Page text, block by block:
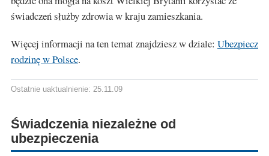
świadczeń służby zdrowia w kraju zamieszkania.
Więcej informacji na ten temat znajdziesz w dziale: Ubezpiecz
rodzinę w Polsce.
Ostatnie uaktualnienie: 25.11.09
Świadczenia niezależne od
ubezpieczenia